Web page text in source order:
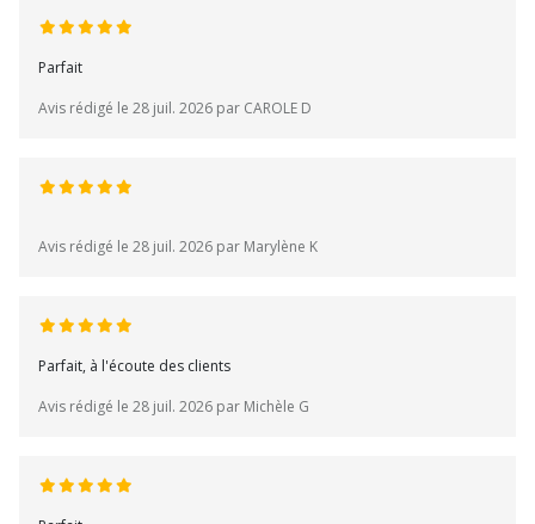
Parfait
Avis rédigé le 28 juil. 2026 par CAROLE D
Avis rédigé le 28 juil. 2026 par Marylène K
Parfait, à l'écoute des clients
Avis rédigé le 28 juil. 2026 par Michèle G